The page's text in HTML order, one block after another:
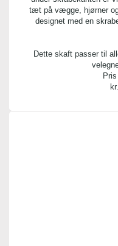
tæt på vægge, hjørner
designet med en
Dette skaft passer til